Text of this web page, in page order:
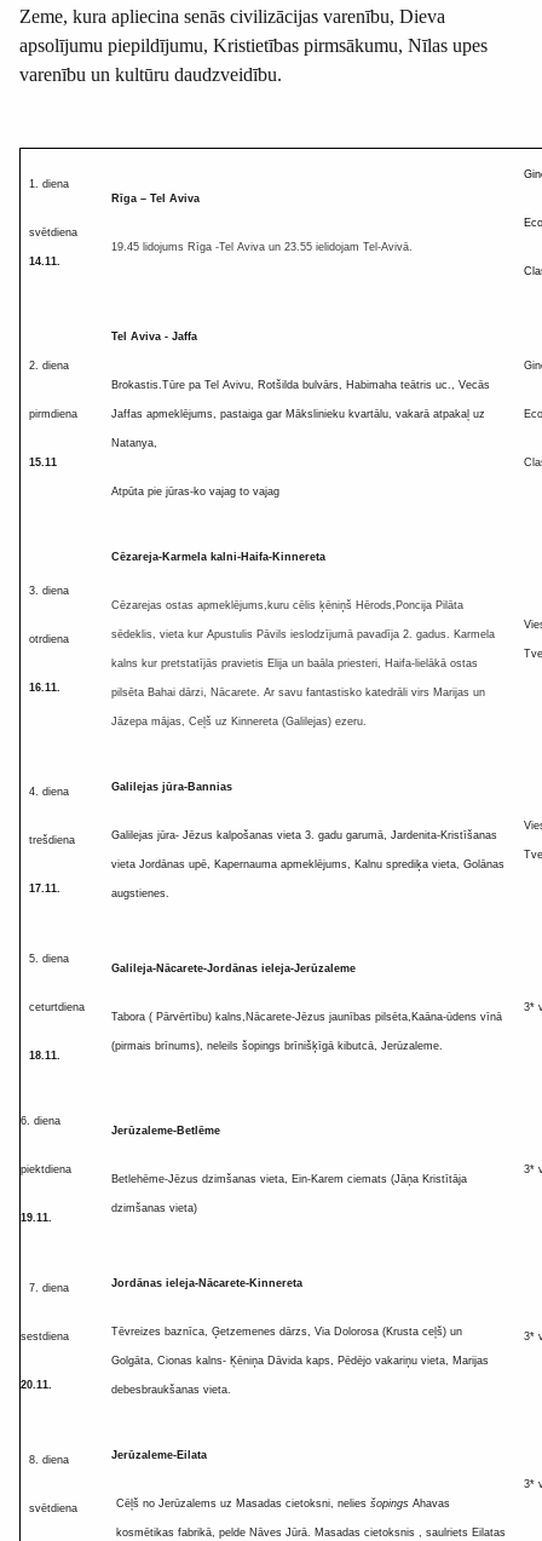
Zeme, kura apliecina senās civilizācijas varenību, Dieva
apsolījumu piepildījumu, Kristietības pirmsākumu, Nīlas upes
varenību un kultūru daudzveidību.
1. diena
svētdiena
14.11.
Rīga – Tel Aviva
19.45 lidojums Rīga -Tel Aviva un 23.55 ielidojam Tel-Avivā.
2. diena
pirmdiena
15.11
Tel Aviva - Jaffa
Brokastis.Tūre pa Tel Avivu, Rotšilda bulvārs, Habimaha teātris uc., Vecās
Jaffas apmeklējums, pastaiga gar Mākslinieku kvartālu, vakarā atpakaļ uz
Natanya,
Atpūta pie jūras-ko vajag to vajag
3. diena
otrdiena
16.11.
Cēzareja-Karmela kalni-Haifa-Kinnereta
Cēzarejas ostas apmeklējums,kuru cēlis ķēniņš Hērods,Poncija Pilāta
sēdeklis, vieta kur Apustulis Pāvils ieslodzījumā pavadīja 2. gadus. Karmela
kalns kur pretstatījās pravietis Elija un baāla priesteri, Haifa-lielākā ostas
pilsēta Bahai dārzi, Nācarete. Ar savu fantastisko katedrāli virs Marijas un
Jāzepa mājas, Ceļš uz Kinnereta (Galilejas) ezeru.
4. diena
trešdiena
17.11.
Galilejas jūra-Bannias
Galilejas jūra- Jēzus kalpošanas vieta 3. gadu garumā, Jardenita-Kristīšanas
vieta Jordānas upē, Kapernauma apmeklējums, Kalnu sprediķa vieta, Golānas
augstienes.
5. diena
ceturtdiena
18.11.
Galileja-Nācarete-Jordānas ieleja-Jerūzaleme
Tabora ( Pārvērtību) kalns,Nācarete-Jēzus jaunības pilsēta,Kaāna-ūdens vīnā
(pirmais brīnums), neleils šopings brīnišķīgā kibutcā, Jerūzaleme.
3*
6. diena
piektdiena
19.11.
Jerūzaleme-Betlēme
Betlehēme-Jēzus dzimšanas vieta, Ein-Karem ciemats (Jāņa Kristītāja
dzimšanas vieta)
3*
7. diena
sestdiena
20.11.
Jordānas ieleja-Nācarete-Kinnereta
Tēvreizes baznīca, Ģetzemenes dārzs, Via Dolorosa (Krusta ceļš) un
Golgāta, Cionas kalns- Ķēniņa Dāvida kaps, Pēdējo vakariņu vieta, Marijas
debesbraukšanas vieta.
3*
8. diena
svētdiena
Jerūzaleme-Eilata
Cēļš no Jerūzalems uz Masadas cietoksni, neliesšopings Ahavas
kosmētikas fabrikā, pelde Nāves Jūrā. Masadas cietoksnis , saulriets Eilatas
3*